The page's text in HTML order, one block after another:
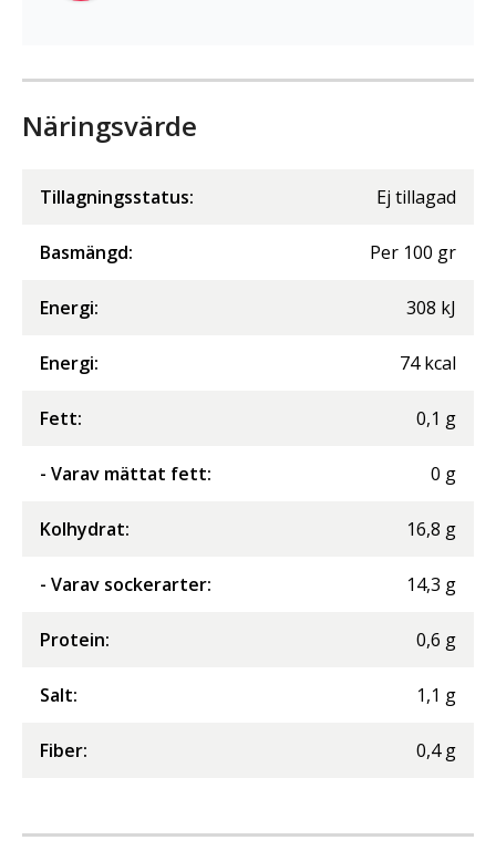
Näringsvärde
Tillagningsstatus: Ej tillagad
Basmängd: Per 100 gr
Energi: 308 kJ
Energi: 74 kcal
Fett: 0,1 g
- Varav mättat fett: 0 g
Kolhydrat: 16,8 g
- Varav sockerarter: 14,3 g
Protein: 0,6 g
Salt: 1,1 g
Fiber: 0,4 g